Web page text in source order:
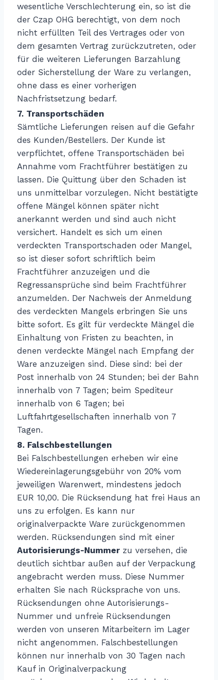
wesentliche Verschlechterung ein, so ist die
der Czap OHG berechtigt, von dem noch
nicht erfüllten Teil des Vertrages oder von
dem gesamten Vertrag zurückzutreten, oder
für die weiteren Lieferungen Barzahlung
oder Sicherstellung der Ware zu verlangen,
ohne dass es einer vorherigen
Nachfristsetzung bedarf.
7. Transportschäden
Sämtliche Lieferungen reisen auf die Gefahr
des Kunden/Bestellers. Der Kunde ist
verpflichtet, offene Transportschäden bei
Annahme vom Frachtführer bestätigen zu
lassen. Die Quittung über den Schaden ist
uns unmittelbar vorzulegen. Nicht bestätigte
offene Mängel können später nicht
anerkannt werden und sind auch nicht
versichert. Handelt es sich um einen
verdeckten Transportschaden oder Mangel,
so ist dieser sofort schriftlich beim
Frachtführer anzuzeigen und die
Regressansprüche sind beim Frachtführer
anzumelden. Der Nachweis der Anmeldung
des verdeckten Mangels erbringen Sie uns
bitte sofort. Es gilt für verdeckte Mängel die
Einhaltung von Fristen zu beachten, in
denen verdeckte Mängel nach Empfang der
Ware anzuzeigen sind. Diese sind: bei der
Post innerhalb von 24 Stunden; bei der Bahn
innerhalb von 7 Tagen; beim Spediteur
innerhalb von 6 Tagen; bei
Luftfahrtgesellschaften innerhalb von 7
Tagen.
8. Falschbestellungen
Bei Falschbestellungen erheben wir eine
Wiedereinlagerungsgebühr von 20% vom
jeweiligen Warenwert, mindestens jedoch
EUR 10,00. Die Rücksendung hat frei Haus an
uns zu erfolgen. Es kann nur
originalverpackte Ware zurückgenommen
werden. Rücksendungen sind mit einer
Autorisierungs-Nummerzu versehen, die
deutlich sichtbar außen auf der Verpackung
angebracht werden muss. Diese Nummer
erhalten Sie nach Rücksprache von uns.
Rücksendungen ohne Autorisierungs-
Nummer und unfreie Rücksendungen
werden von unseren Mitarbeitern im Lager
nicht angenommen. Falschbestellungen
können nur innerhalb von 30 Tagen nach
Kauf in Originalverpackung